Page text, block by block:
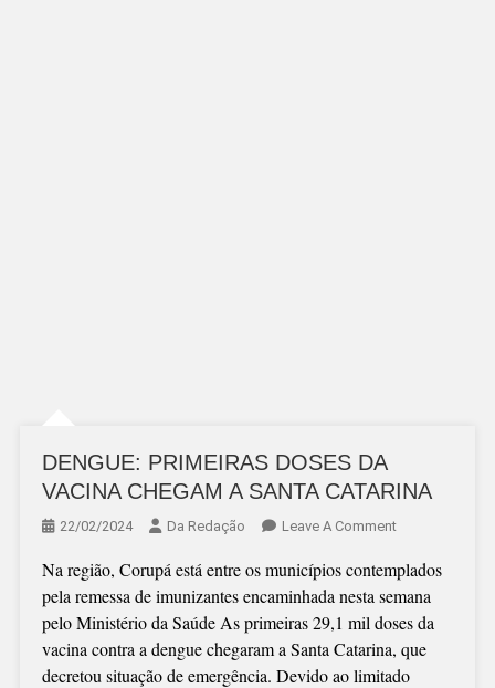
DENGUE: PRIMEIRAS DOSES DA
VACINA CHEGAM A SANTA CATARINA
22/02/2024 Da Redação Leave A CommentOn
PRIMEIRAS
DOSES
DA
VACINA
CHEGAM
Na região, Corupá está entre os municípios contemplados
pela remessa de imunizantes encaminhada nesta semana
pelo Ministério da Saúde As primeiras 29,1 mil doses da
vacina contra a dengue chegaram a Santa Catarina, que
decretou situação de emergência. Devido ao limitado